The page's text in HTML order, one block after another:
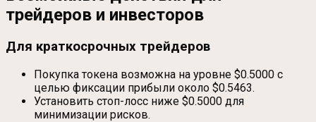
трейдеров и инвесторов
Для краткосрочных трейдеров
Покупка токена возможна на уровне $0.5000 с
целью фиксации прибыли около $0.5463.
Установить стоп-лосс ниже $0.5000 для
минимизации рисков.